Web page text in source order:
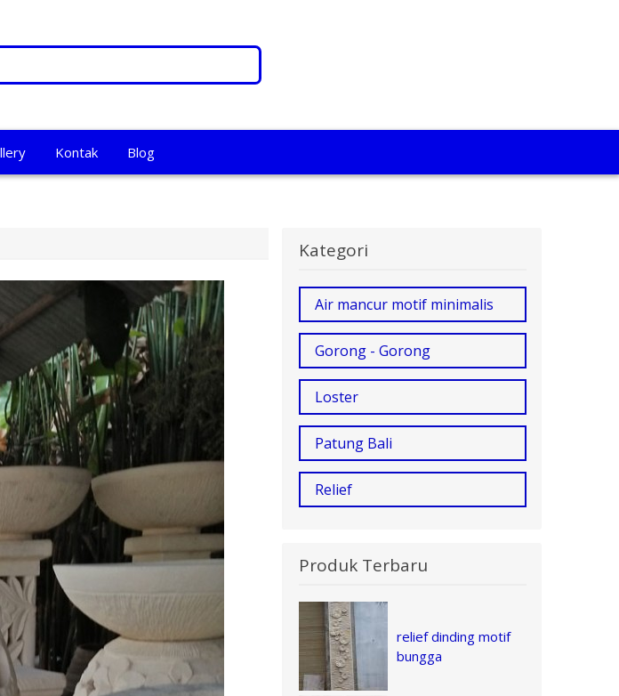
Kontak Blog
Kategori
Air mancur motif minimalis
Gorong - Gorong
Loster
Patung Bali
Relief
Produk Terbaru
relief dinding motif
bungga